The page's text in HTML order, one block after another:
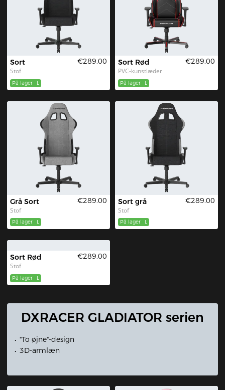
Sort
Stof
€289.00
På lager L
Sort Rød
PVC-kunstlæder
€289.00
På lager L
Grå Sort
Stof
€289.00
På lager L
Sort grå
Stof
€289.00
På lager L
Sort Rød
Stof